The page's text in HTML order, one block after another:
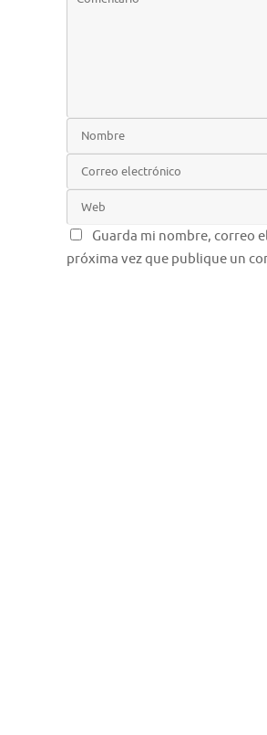
Guarda mi nombre, correo
próxima vez que publique un